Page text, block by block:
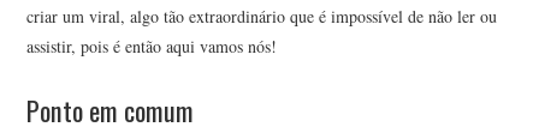
criar um viral, algo tão extraordinário que é impossível de não ler ou
assistir, pois é então aqui vamos nós!
Ponto em comum